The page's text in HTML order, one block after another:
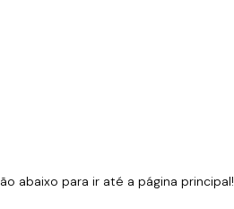
abaixo para ir até a página principal!